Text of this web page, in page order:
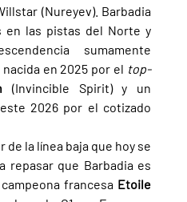
(Nureyev). Barbadia
en las pistas del Norte y
sumamente
en 2025 por el top-
(Invincible Spirit) y un
2026 por el cotizado
de la línea baja que hoy se
repasar que Barbadia es
francesa Etoile